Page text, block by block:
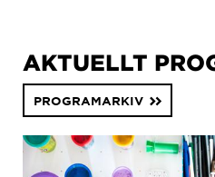
AKTUELLT
PROGRAMARKIV